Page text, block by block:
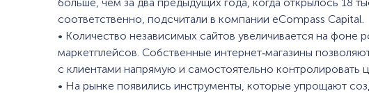
соответственно, подсчитали в компании eCompass Capital.
• Количество независимых сайтов увеличивается на фоне
маркетплейсов. Собственные интернет‑магазины
с клиентами напрямую и самостоятельно контролировать
• На рынке появились инструменты, которые упрощают